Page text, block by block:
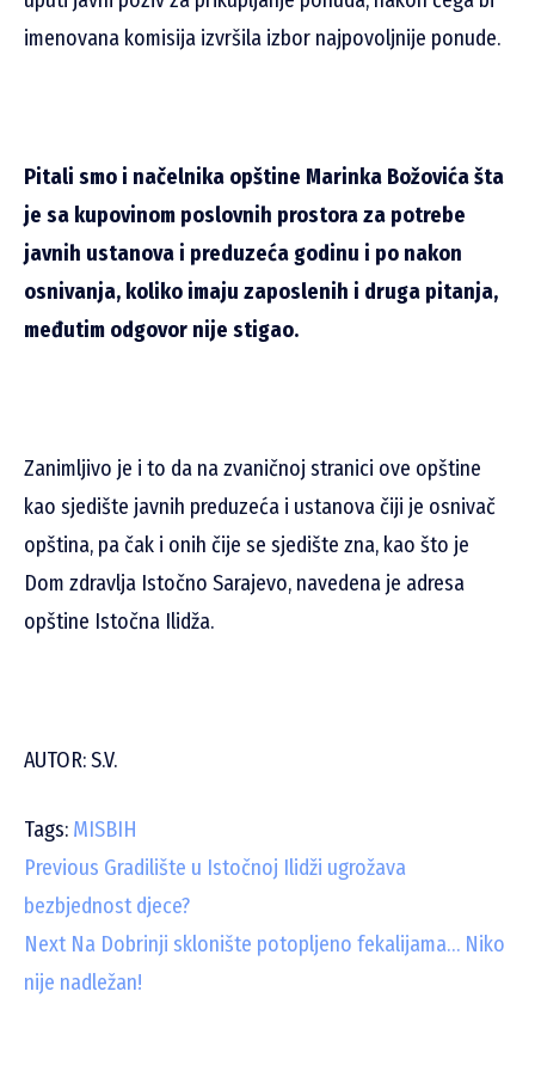
imenovana komisija izvršila izbor najpovoljnije ponude.
Pitali smo i načelnika opštine Marinka Božovića šta
je sa kupovinom poslovnih prostora za potrebe
javnih ustanova i preduzeća godinu i po nakon
osnivanja, koliko imaju zaposlenih i druga pitanja,
međutim odgovor nije stigao.
Zanimljivo je i to da na zvaničnoj stranici ove opštine
kao sjedište javnih preduzeća i ustanova čiji je osnivač
opština, pa čak i onih čije se sjedište zna, kao što je
Dom zdravlja Istočno Sarajevo, navedena je adresa
opštine Istočna Ilidža.
AUTOR: S.V.
Tags: MISBIH
C
o
n
Previous Gradilište u Istočnoj Ilidži ugrožava
bezbjednost djece?
NextNa Dobrinji sklonište potopljeno fekalijama… Niko
nije nadležan!